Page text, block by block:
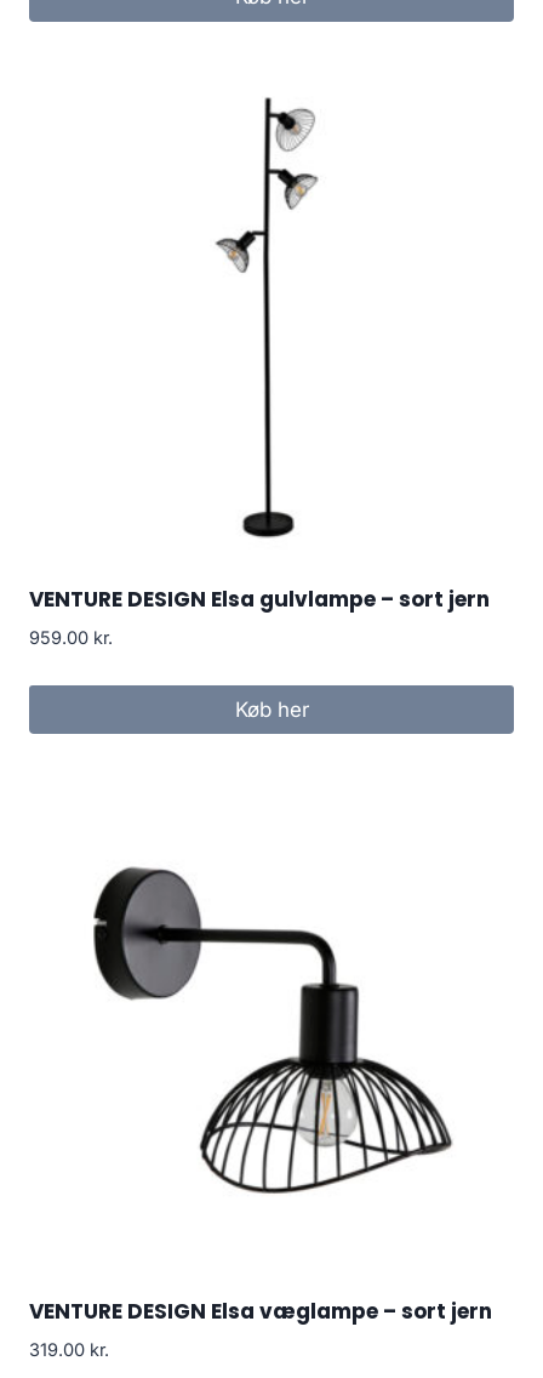
VENTURE DESIGN Elsa gulvlampe – sort jern
959.00 kr.
Køb her
VENTURE DESIGN Elsa væglampe – sort jern
319.00 kr.